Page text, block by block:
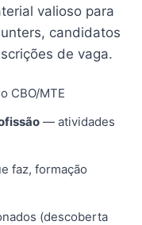
valioso para
candidatos
de vaga.
CBO/MTE
— atividades
faz, formação
(descoberta